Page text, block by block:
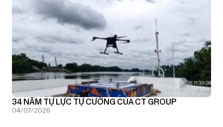
34 NĂM TỰ LỰC TỰ CƯỜNG CỦA CT GROUP
04/07/2026